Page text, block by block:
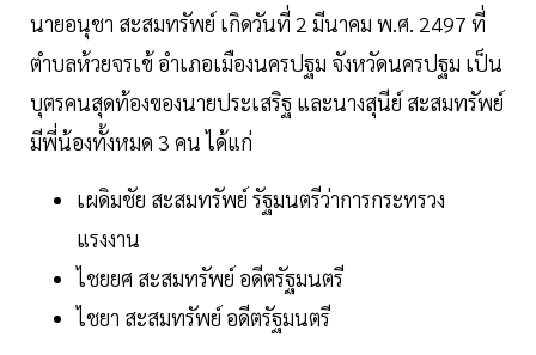
นายอนุชา สะสมทรัพย์ เกิดวันที่ 2 มีนาคม พ.ศ. 2497 ที่
ตำบลห้วยจรเข้ อำเภอเมืองนครปฐม จังหวัดนครปฐม เป็น
บุตรคนสุดท้องของนายประเสริฐ และนางสุนีย์ สะสมทรัพย์
มีพี่น้องทั้งหมด 3 คน ได้แก่
เผดิมชัย สะสมทรัพย์ รัฐมนตรีว่าการกระทรวง
แรงงาน
ไชยยศ สะสมทรัพย์ อดีตรัฐมนตรี
ไชยา สะสมทรัพย์ อดีตรัฐมนตรี